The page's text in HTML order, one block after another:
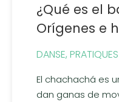
¿Qué es el
Orígenes e
DANSE,
El chachachá es
dan ganas de